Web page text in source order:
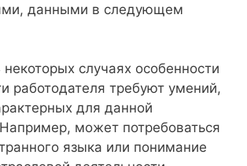
данными в следующем
случаях особенности
работодателя требуют умений,
для данной
может потребоваться
языка или понимание